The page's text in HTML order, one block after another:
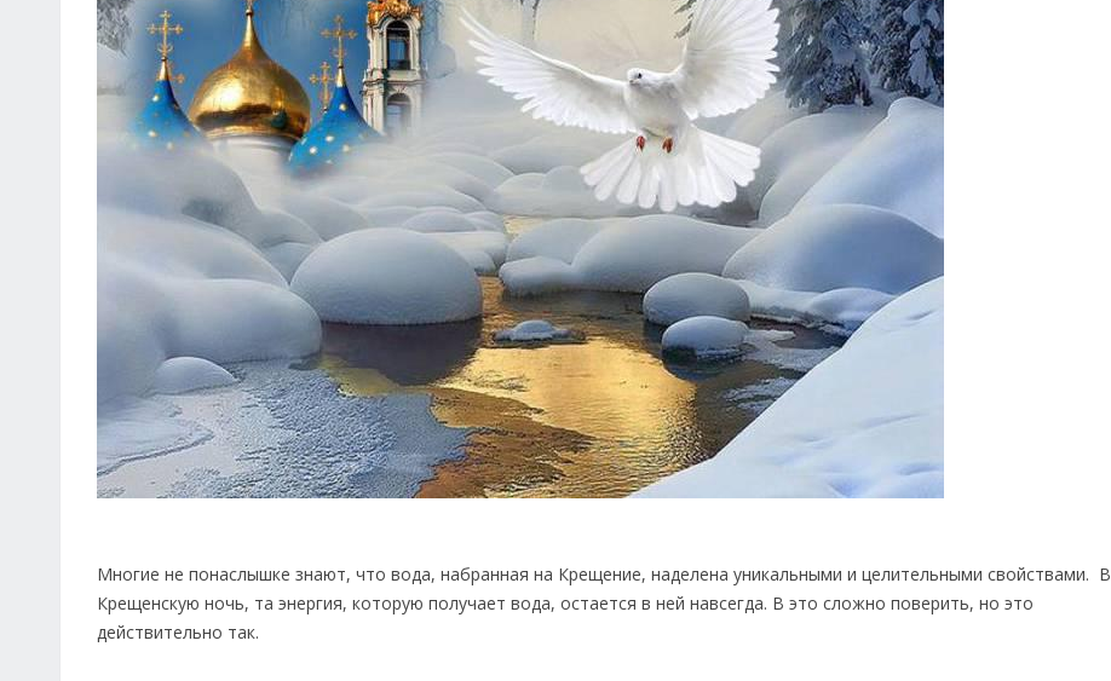
Многие не понаслышке знают, что вода, набранная на Крещение, наделена уникальными и целительными свойствами. В
Крещенскую ночь, та энергия, которую получает вода, остается в ней навсегда. В это сложно поверить, но это
действительно так.